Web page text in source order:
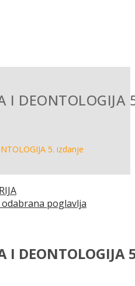
I DEONTOLOGIJA
5. izdanje
odabrana poglavlja
I